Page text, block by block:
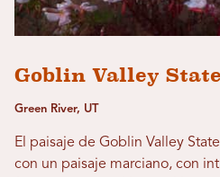
Goblin Valley
Green River, UT
El paisaje de Goblin Valley
con un paisaje marciano, con